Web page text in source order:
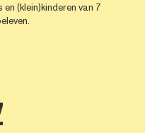
(klein)kinderen van 7